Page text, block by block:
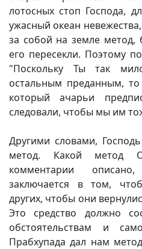
лотосных стоп Господа,
ужасный океан
за собой на земле метод,
его пересекли. Поэтому
"Поскольку Ты так
остальным преданным,
который ачарьи
следовали, чтобы мы им
Другими словами,
метод. Какой метод
комментарии
заключается в том,
других, чтобы они
Это средство должно
обстоятельствам и
Прабхупада дал нам